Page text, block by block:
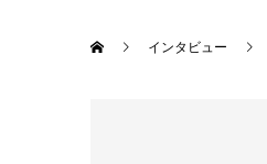
インタビュー